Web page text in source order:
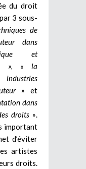
du droit
3 sous-
de
dans
et
», « la
» et
dans
droits ».
important
d’éviter
artistes
droits.